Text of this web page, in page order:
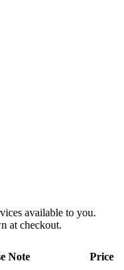
available to you.
at checkout.
Note Price